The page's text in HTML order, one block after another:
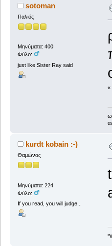
sotoman
Παλιός
Μηνύματα: 400
Φύλο:
just like Sister Ray said
«
kurdt kobain :-)
Θαμώνας
Μηνύματα: 224
Φύλο:
If you read, you will judge...